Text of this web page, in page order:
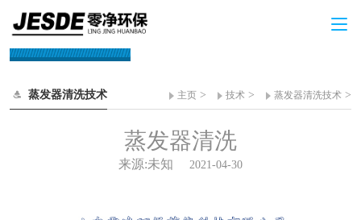
技术
蒸发器清洗技术 主页 > 技术 > 蒸发器清洗技术 >
蒸发器清洗
来源:未知 2021-04-30